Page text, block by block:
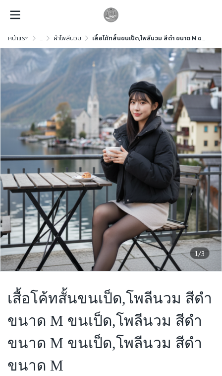
หน้าแรก ... ผ้าโพลีนวม เสื้อโค้ทสั้นขนเป็ด,โพลีนวม สีดำ ขนาด M ขนเป็ด,โพลีนวม สีดำ ขนาด M ขนเป็ด,โพลีนวม สีดำ ขนาด M
1/3
เสื้อโค้ทสั้นขนเป็ด,โพลีนวม สีดำ
ขนาด M ขนเป็ด,โพลีนวม สีดำ
ขนาด M ขนเป็ด,โพลีนวม สีดำ
ขนาด M